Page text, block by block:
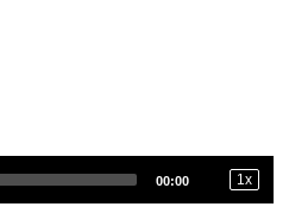
00:00 1x